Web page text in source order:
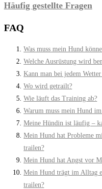
Häufig gestellte Fragen
FAQ
Was muss mein Hund
Welche Ausrüstung wird
Kann man bei jedem
Wo wird getrailt?
Wie läuft das Training ab?
Warum muss mein Hund
Meine Hündin ist läufig –
Mein Hund hat Probleme
trailen?
Mein Hund hat Angst vor
Mein Hund trägt im Alltag
trailen?